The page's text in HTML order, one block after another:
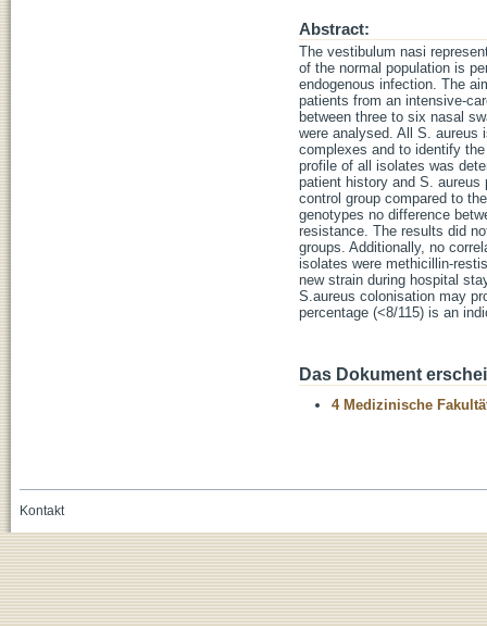
Abstract:
The vestibulum nasi
of the normal population is
endogenous infection. The
patients from an intensive-
between three to six nasal
were analysed. All S. aureus
complexes and to identify
profile of all isolates was
patient history and S. aureus
control group compared to
genotypes no difference
resistance. The results did
groups. Additionally, no
isolates were methicillin-
new strain during hospital
S.aureus colonisation may
percentage (<8/115) is an
Das Dokument
4 Medizinische
Kontakt